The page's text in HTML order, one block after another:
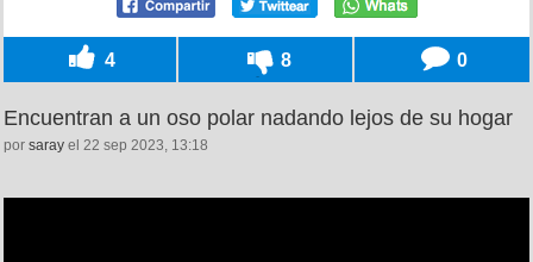
4 8 0
Encuentran a un oso polar nadando lejos de su hogar
por saray el 22 sep 2023, 13:18